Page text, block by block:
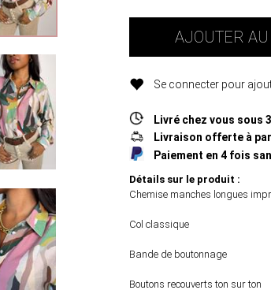
AJOUTER
Se connecter pour
Livré chez vous sous
Livraison offerte à
Paiement en 4 fois
Détails sur le produit :
Chemise manches longues
Col classique
Bande de boutonnage
Boutons recouverts ton sur ton